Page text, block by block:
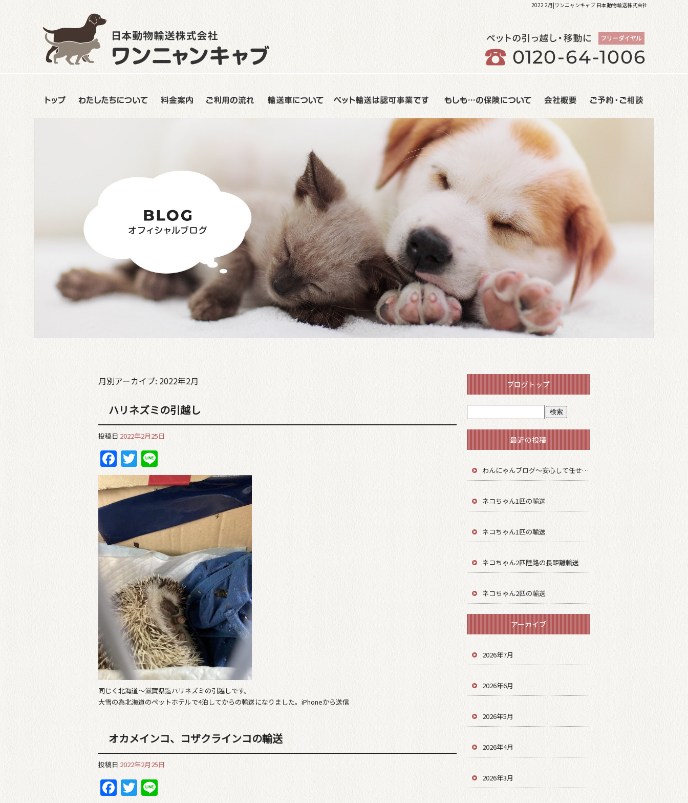
2022 2月|ワンニャンキャブ 日本動物輸送株式会社
月別アーカイブ: 2022年2月
ハリネズミの引越し
投稿日 2022年2月25日
Facebook
Twitter
同じく北海道〜滋賀県迄ハリネズミの引越しです。
大雪の為北海道のペットホテルで4泊してからの輸送になりました。iPhoneから送信
オカメインコ、コザクラインコの輸送
投稿日 2022年2月25日
Facebook
Twitter
ブログトップ
最近の投稿
わんにゃんブログ～安心して任せてもらう～
ネコちゃん1匹の輸送
ネコちゃん1匹の輸送
ネコちゃん2匹陸路の長距離輸送
ネコちゃん2匹の輸送
アーカイブ
2026年7月
2026年6月
2026年5月
2026年4月
2026年3月